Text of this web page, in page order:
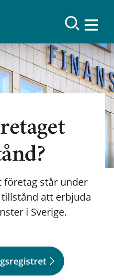
företag står under
att erbjuda
i Sverige.